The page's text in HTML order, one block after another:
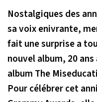
Nostalgiques des
sa voix enivrante,
fait une surprise a
nouvel album, 20
album The
Pour célébrer cet